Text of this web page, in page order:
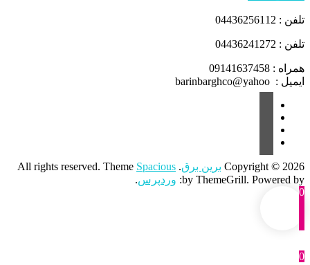
تلفن : 04436256112
تلفن : 04436241272
همراه : 09141637458
ایمیل : barinbarghco@yahoo
Copyright © 2026 برین برق. All rights reserved. Theme
Spacious
by ThemeGrill. Powered by: وردپرس.
0
0